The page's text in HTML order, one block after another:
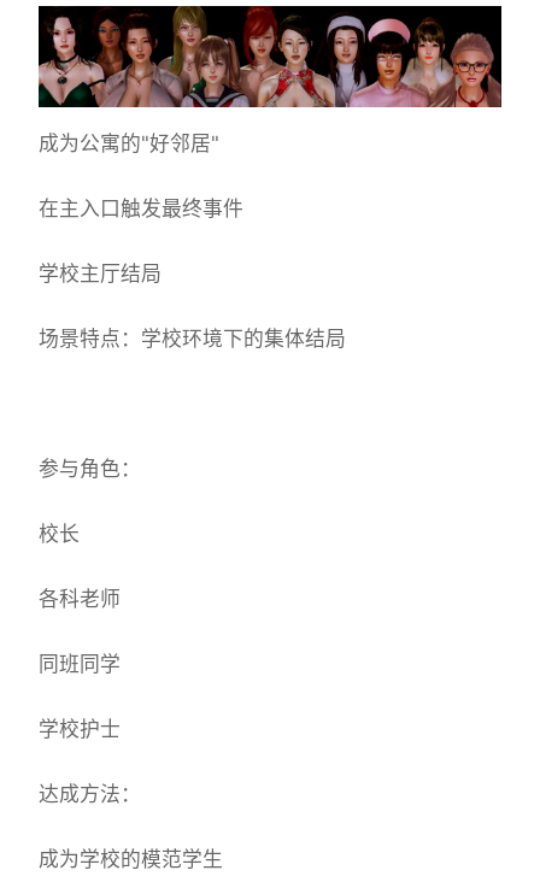
成为公寓的"好邻居"
在主入口触发最终事件
学校主厅结局
场景特点：学校环境下的集体结局
参与角色：
校长
各科老师
同班同学
学校护士
达成方法：
成为学校的模范学生